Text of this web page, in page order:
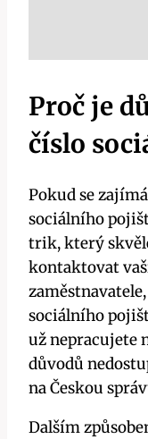
Proč je
číslo
Pokud se
sociálního
trik, který
kontaktovat
sociálního
už nepracujete
důvodů
na Českou
Dalším